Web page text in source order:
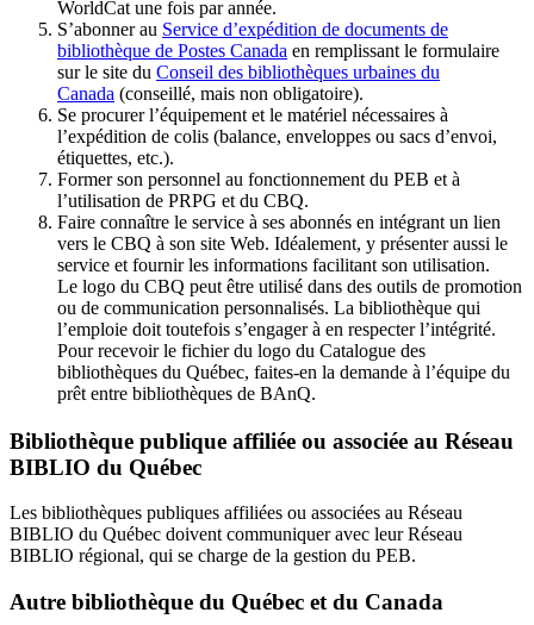
WorldCat une fois par année.
S’abonner au Service d’expédition de documents de
bibliothèque de Postes Canada en remplissant le formulaire
sur le site du Conseil des bibliothèques urbaines du
Canada (conseillé, mais non obligatoire).
Se procurer l’équipement et le matériel nécessaires à
l’expédition de colis (balance, enveloppes ou sacs d’envoi,
étiquettes, etc.).
Former son personnel au fonctionnement du PEB et à
l’utilisation de PRPG et du CBQ.
Faire connaître le service à ses abonnés en intégrant un lien
vers le CBQ à son site Web. Idéalement, y présenter aussi le
service et fournir les informations facilitant son utilisation.
Le logo du CBQ peut être utilisé dans des outils de promotion
ou de communication personnalisés. La bibliothèque qui
l’emploie doit toutefois s’engager à en respecter l’intégrité.
Pour recevoir le fichier du logo du Catalogue des
bibliothèques du Québec, faites-en la demande à l’équipe du
prêt entre bibliothèques de BAnQ.
Bibliothèque publique affiliée ou associée au Réseau
BIBLIO du Québec
Les bibliothèques publiques affiliées ou associées au Réseau
BIBLIO du Québec doivent communiquer avec leur Réseau
BIBLIO régional, qui se charge de la gestion du PEB.
Autre bibliothèque du Québec et du Canada